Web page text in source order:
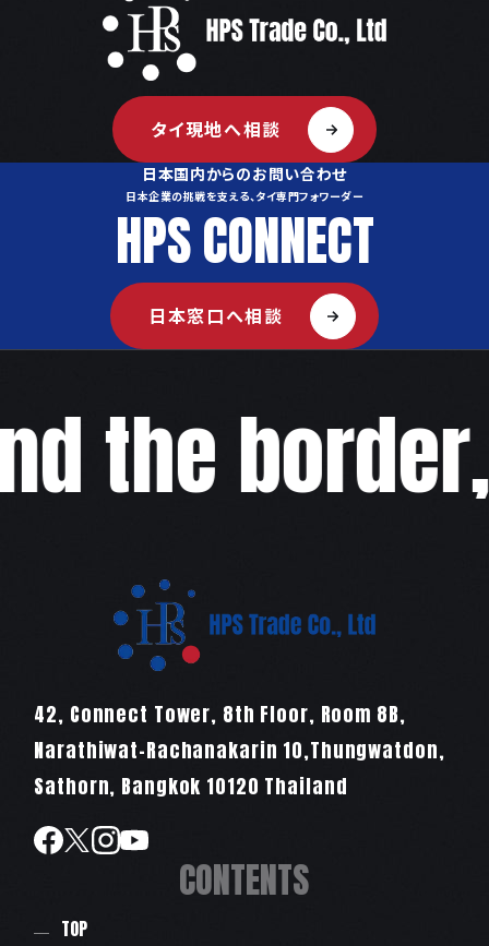
タイ現地へ相談
日本国内からのお問い合わせ
日本企業の挑戦を支える、タイ専門フォワーダー
HPS CONNECT
日本窓口へ相談
the
42, Connect Tower, 8th Floor, Room 8B,
Narathiwat-Rachanakarin 10,Thungwatdon,
Sathorn, Bangkok 10120 Thailand
CONTENTS
TOP